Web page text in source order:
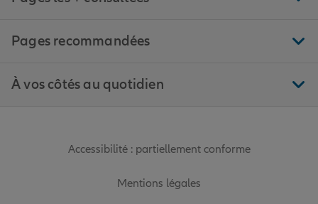
Pages recommandées
À vos côtés au quotidien
Accessibilité : partiellement conforme
Mentions légales